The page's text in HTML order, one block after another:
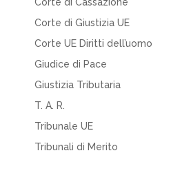
Corte di Giustizia UE
Corte UE Diritti dell’uomo
Giudice di Pace
Giustizia Tributaria
T. A. R.
Tribunale UE
Tribunali di Merito